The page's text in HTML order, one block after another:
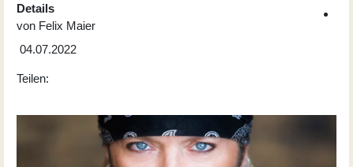
Details
von Felix Maier
04.07.2022
Teilen: